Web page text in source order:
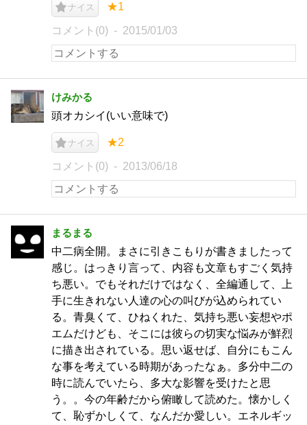
ナイス ★1
コメント(0) 2015/01/03
けみかる
頭オカシイ(いい意味で)
ナイス ★2
コメント(0) 2013/06/18
まるまる
中二病全開。まさに引きこもりが書きましたって
感じ。はっきり言って、内容も文章もすごく気持
ち悪い。でもそれだけではなく、全編通して、上
手に生きれない人達の心の叫びが込められてい
る。青臭くて、ひねくれた、気持ち悪い妄想やポ
エムだけども、そこには彼らの切実な悩みが鮮烈
に描き出されている。思い返せば、自分にもこん
な事を考えている時期があったなぁ。多分中二の
時に読んでいたら、多大な影響を受けたと思
う。。今の年齢だから俯瞰して読めた。懐かしく
て、恥ずかしくて、なんだか愛しい。エネルギッ